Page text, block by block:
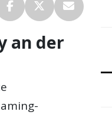
an der